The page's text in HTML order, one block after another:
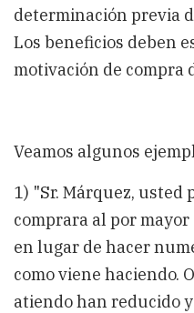
determinación previa
Los beneficios deben
motivación de compra
Veamos algunos
1) "Sr. Márquez,
comprara al por
en lugar de hacer
como viene haciendo.
atiendo han reducido